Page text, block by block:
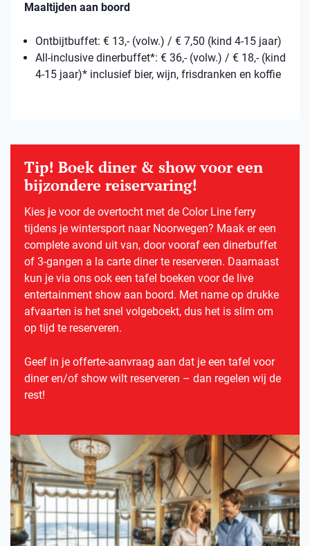
Maaltijden aan boord
Ontbijtbuffet: € 13,- (volw.) / € 7,50 (kind 4-15 jaar)
All-inclusive dinerbuffet*: € 36,- (volw.) / € 18,- (kind
4-15 jaar)* inclusief bier, wijn, frisdranken en koffie
Tip! Boek diner & show voor een
bijzondere reiservaring!
Kies je voor de overtocht met de Color Line ferry
tijdens je wintersport naar Noorwegen? Maak er een
complete avond uit van, door vooraf een dinerbuffet
of 3-gangen a la carte diner te reserveren. Daarnaast
kun je via ons ook een tafel boeken voor de live
entertainment show aan boord. Met name op drukke
afvaarten is het snel volgeboekt, dus het is slim om
op tijd te reserveren.
Geef in je offerte-aanvraag aan dat je een tafel voor
diner en/of show wilt reserveren – dan regelen wij de
rest!